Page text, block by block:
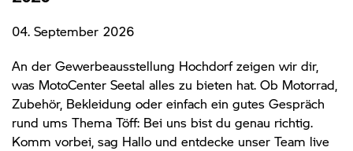
04. September 2026
An der Gewerbeausstellung Hochdorf zeigen wir dir,
was MotoCenter Seetal alles zu bieten hat. Ob Motorrad,
Zubehör, Bekleidung oder einfach ein gutes Gespräch
rund ums Thema Töff: Bei uns bist du genau richtig.
Komm vorbei, sag Hallo und entdecke unser Team live